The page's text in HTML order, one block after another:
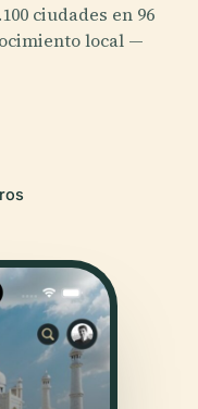
ciudades en 96
local —